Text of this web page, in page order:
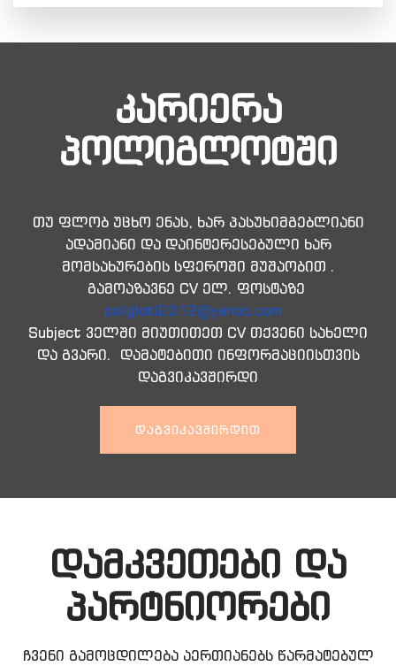
კარიერა
პოლიგლოტში
თუ ფლობ უცხო ენას, ხარ პასუხიმგებლიანი
ადამიანი და დაინტერესებული ხარ
მომსახურების სფეროში მუშაობით .
გამოაზავნე CV ელ. ფოსტაზე
poligloti2012@yahoo.com
Subject ველში მიუთითეთ CV თქვენი სახელი
და გვარი. დამატებითი ინფორმაციისთვის
დაგვიკავშირდი
ᲓᲐᲒᲕᲘᲙᲐᲕᲨᲘᲠᲓᲘᲗ
დამკვეთები და
პარტნიორები
ჩვენი გამოცდილება აერთიანებს წარმატებულ